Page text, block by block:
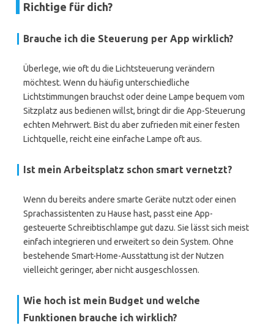
Richtige für dich?
Brauche ich die Steuerung per App wirklich?
Überlege, wie oft du die Lichtsteuerung verändern
möchtest. Wenn du häufig unterschiedliche
Lichtstimmungen brauchst oder deine Lampe bequem vom
Sitzplatz aus bedienen willst, bringt dir die App-Steuerung
echten Mehrwert. Bist du aber zufrieden mit einer festen
Lichtquelle, reicht eine einfache Lampe oft aus.
Ist mein Arbeitsplatz schon smart vernetzt?
Wenn du bereits andere smarte Geräte nutzt oder einen
Sprachassistenten zu Hause hast, passt eine App-
gesteuerte Schreibtischlampe gut dazu. Sie lässt sich meist
einfach integrieren und erweitert so dein System. Ohne
bestehende Smart-Home-Ausstattung ist der Nutzen
vielleicht geringer, aber nicht ausgeschlossen.
Wie hoch ist mein Budget und welche
Funktionen brauche ich wirklich?